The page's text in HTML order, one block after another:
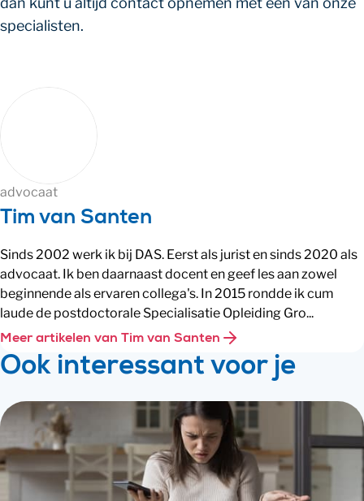
specialisten.
advocaat
Tim van Santen
Sinds 2002 werk ik bij DAS. Eerst als jurist en sinds 2020 als
advocaat. Ik ben daarnaast docent en geef les aan zowel
beginnende als ervaren collega's. In 2015 rondde ik cum
laude de postdoctorale Specialisatie Opleiding Gro...
Meer artikelen van Tim van Santen
Ook interessant voor je